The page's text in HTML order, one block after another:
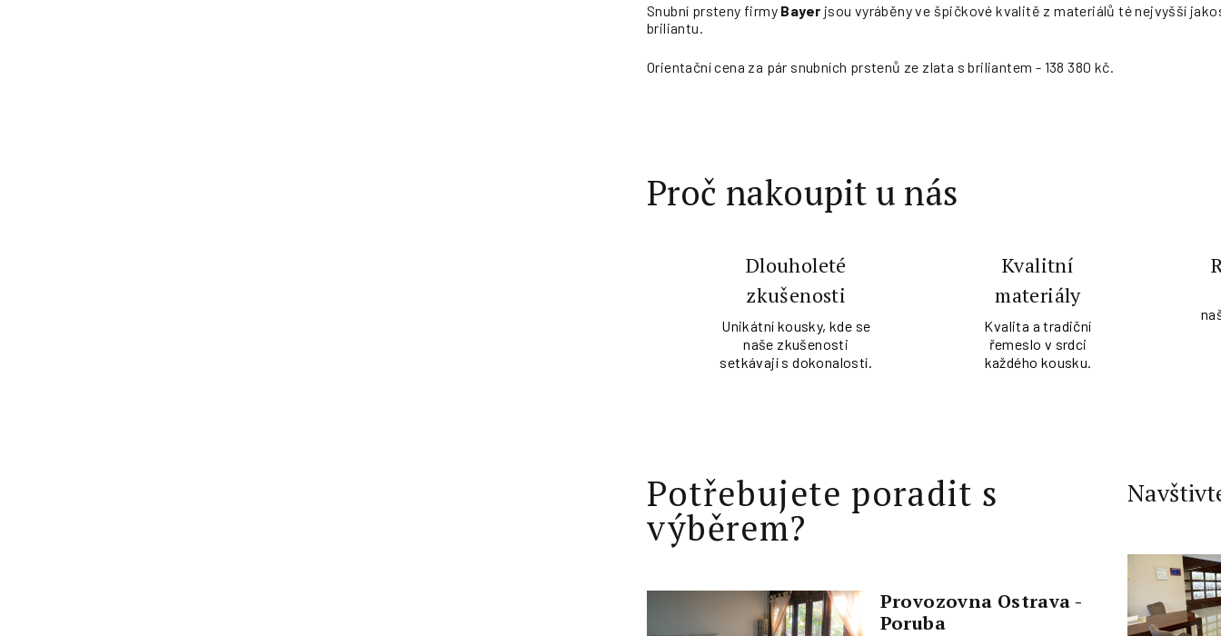
Snubní prsteny firmy Bayer jsou vyráběny ve špičkové kvalitě z materiálů té nejvyšší
briliantu.
Orientační cena za pár snubních prstenů ze zlata s briliantem - 138 380 kč.
Proč nakoupit u nás
Dlouholeté
zkušenosti
Unikátní kousky, kde se
naše zkušenosti
setkávají s dokonalostí.
Kvalitní
materiály
Kvalita a tradiční
řemeslo v srdci
každého kousku.
Potřebujete poradit s
výběrem?
Provozovna Ostrava -
Poruba